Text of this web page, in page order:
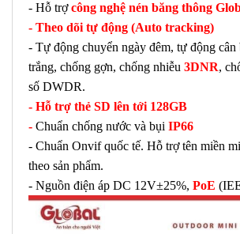
- Hỗ trợcông nghệ nén băng thông
- Theo dõi tự động (Auto tracking)
- Tự động chuyển ngày đêm, tự động cân
trắng, chống gợn, chống nhiễu 3DNR,
số DWDR.
- Hỗ trợ thẻ SD lên tới 128GB
- Chuẩn chống nước và bụi IP66
- Chuẩn Onvif quốc tế. Hỗ trợ tên miền
theo sản phẩm.
- Nguồn điện áp DC 12V±25%, PoE